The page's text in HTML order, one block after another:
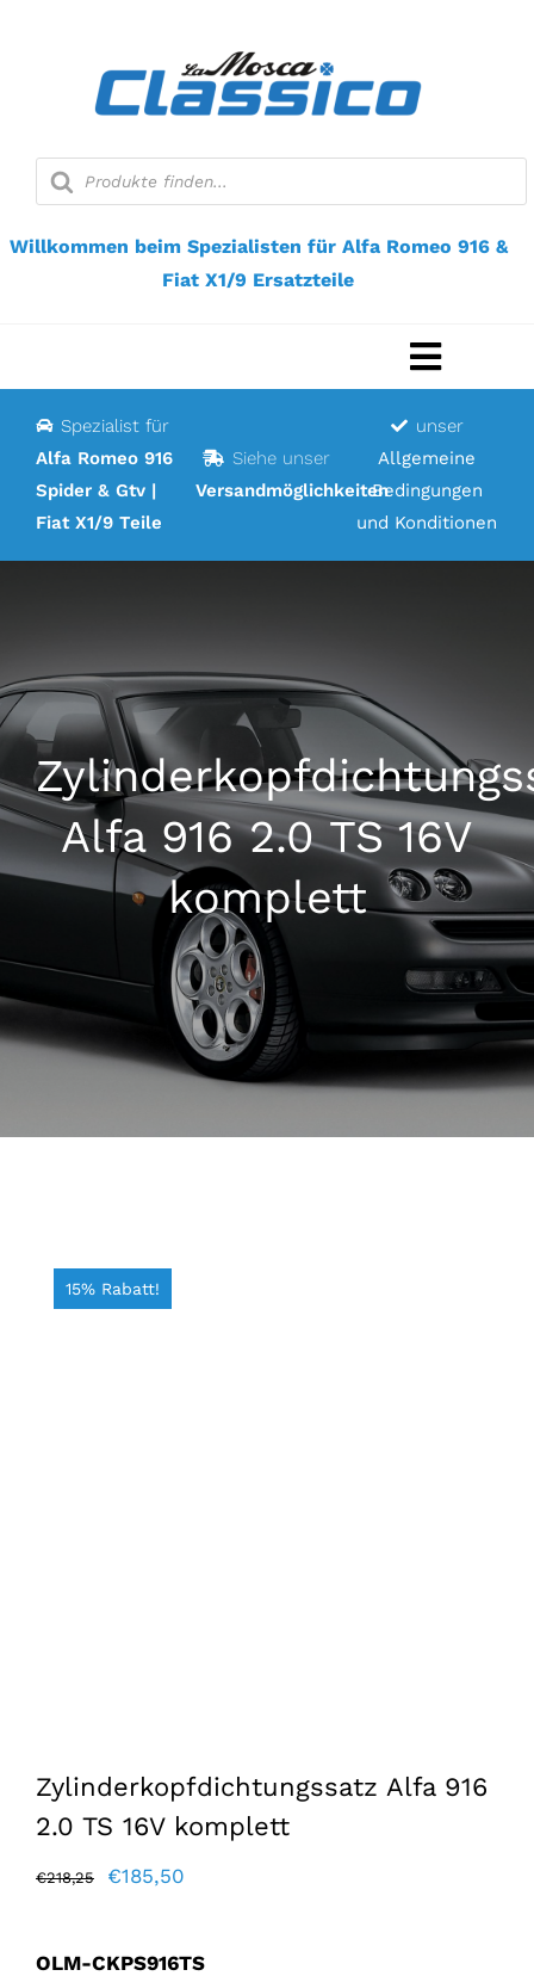
Suche
nach
Produkten
Willkommen beim Spezialisten für Alfa Romeo 916 &
Fiat X1/9 Ersatzteile
Webshop
Nachrichten
Kontakt
Spezialist für
Alfa Romeo 916
Spider & Gtv |
Fiat X1/9 Teile
Siehe unser
Versandmöglichkeiten
unser
Allgemeine
Bedingungen
und Konditionen
Alfa 916 2.0 TS 16V
komplett
15% Rabatt!
Zylinderkopfdichtungssatz Alfa 916
2.0 TS 16V komplett
€218,25
Der
€185,50
OLM-CKPS916TS